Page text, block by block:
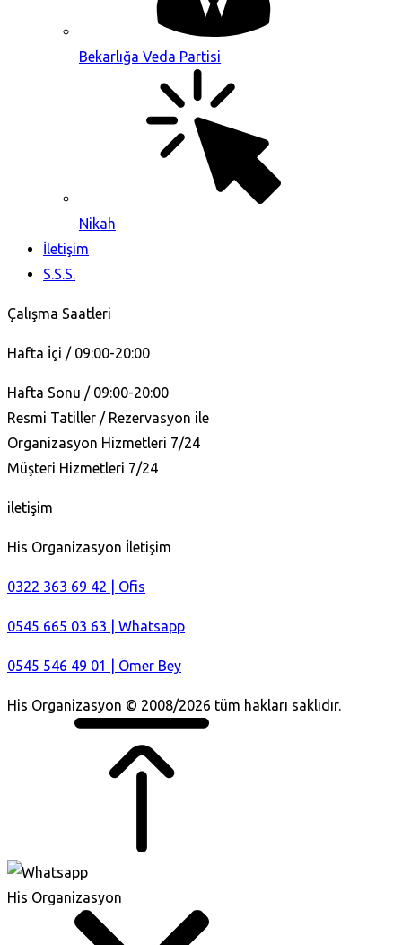
Bekarlığa Veda Partisi
Nikah
İletişim
S.S.S.
Çalışma Saatleri
Hafta İçi / 09:00-20:00
Hafta Sonu / 09:00-20:00
Resmi Tatiller / Rezervasyon ile
Organizasyon Hizmetleri 7/24
Müşteri Hizmetleri 7/24
iletişim
His Organizasyon İletişim
0322 363 69 42 | Ofis
0545 665 03 63 | Whatsapp
0545 546 49 01 | Ömer Bey
His Organizasyon © 2008/2026 tüm hakları saklıdır.
His Organizasyon